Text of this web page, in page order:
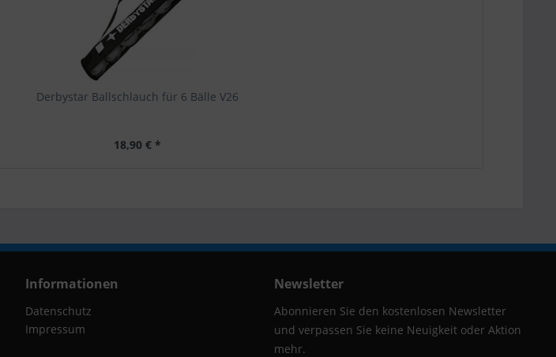
Derbystar Ballschlauch für 6 Bälle V26
18,90 € *
Informationen
Datenschutz
Impressum
Newsletter
Abonnieren Sie den kostenlosen Newsletter
und verpassen Sie keine Neuigkeit oder Aktion
mehr.